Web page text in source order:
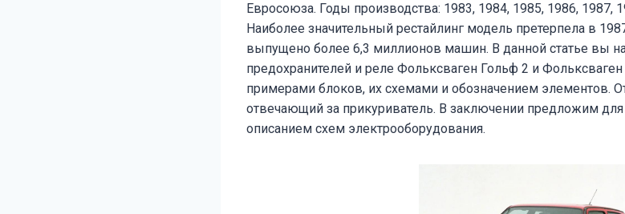
Евросоюза. Годы производства: 1983, 1984, 1985, 1986, 1987,
Наиболее значительный рестайлинг модель претерпела в
выпущено более 6,3 миллионов машин. В данной статье вы
предохранителей и реле Фольксваген Гольф 2 и
примерами блоков, их схемами и обозначением элементов.
отвечающий за прикуриватель. В заключении предложим
описанием схем электрооборудования.